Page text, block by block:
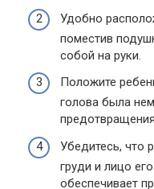
Удобно
поместив
собой на руки.
Положите
голова была
Убедитесь, что
груди и лицо
обеспечивает